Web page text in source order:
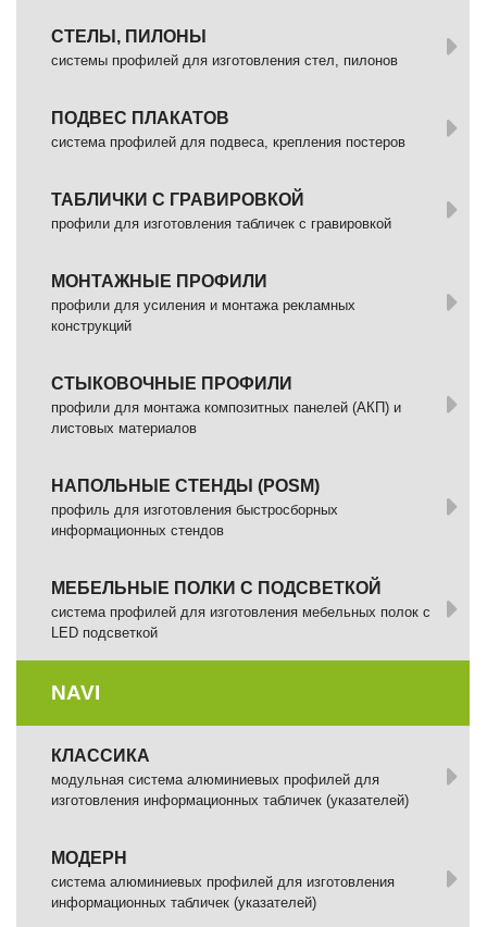
СТЕЛЫ, ПИЛОНЫ
системы профилей для изготовления стел, пилонов
ПОДВЕС ПЛАКАТОВ
система профилей для подвеса, крепления постеров
ТАБЛИЧКИ С ГРАВИРОВКОЙ
профили для изготовления табличек с гравировкой
МОНТАЖНЫЕ ПРОФИЛИ
профили для усиления и монтажа рекламных
конструкций
СТЫКОВОЧНЫЕ ПРОФИЛИ
профили для монтажа композитных панелей (АКП) и
листовых материалов
НАПОЛЬНЫЕ СТЕНДЫ (POSM)
профиль для изготовления быстросборных
информационных стендов
МЕБЕЛЬНЫЕ ПОЛКИ С ПОДСВЕТКОЙ
cистема профилей для изготовления мебельных полок с
LED подсветкой
NAVI
КЛАССИКА
модульная система алюминиевых профилей для
изготовления информационных табличек (указателей)
МОДЕРН
система алюминиевых профилей для изготовления
информационных табличек (указателей)